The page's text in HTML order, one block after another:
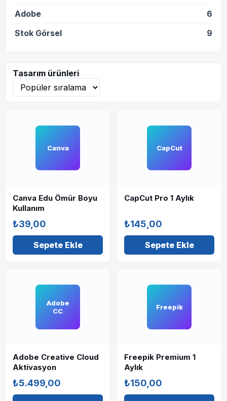
Adobe
6
Stok Görsel
9
Tasarım ürünleri
Canva
Canva Edu Ömür Boyu
Kullanım
₺39,00
Sepete Ekle
CapCut
CapCut Pro 1 Aylık
₺145,00
Sepete Ekle
Adobe
CC
Adobe Creative Cloud
Aktivasyon
₺5.499,00
Freepik
Freepik Premium 1
Aylık
₺150,00